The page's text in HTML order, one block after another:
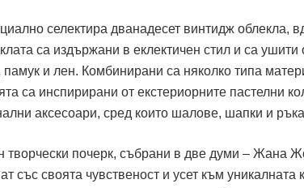
селектира дванадесет винтидж облекла,
са издържани в еклектичен стил и са ушити
и лен. Комбинирани са няколко типа
са инспирирани от екстериорните пастелни
аксесоари, сред които шалове, шапки и
творчески почерк, събрани в две думи – Жана
със своята чувственост и усет към уникалната